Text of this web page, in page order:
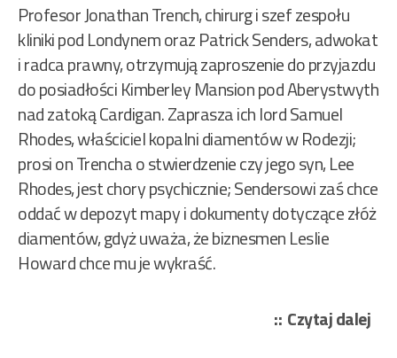
Profesor Jonathan Trench, chirurg i szef zespołu
kliniki pod Londynem oraz Patrick Senders, adwokat
i radca prawny, otrzymują zaproszenie do przyjazdu
do posiadłości Kimberley Mansion pod Aberystwyth
nad zatoką Cardigan. Zaprasza ich lord Samuel
Rhodes, właściciel kopalni diamentów w Rodezji;
prosi on Trencha o stwierdzenie czy jego syn, Lee
Rhodes, jest chory psychicznie; Sendersowi zaś chce
oddać w depozyt mapy i dokumenty dotyczące złóż
diamentów, gdyż uważa, że biznesmen Leslie
Howard chce mu je wykraść.
Czytaj dalej